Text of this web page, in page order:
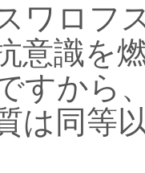
ワロフ
意識を
すから、
は同等